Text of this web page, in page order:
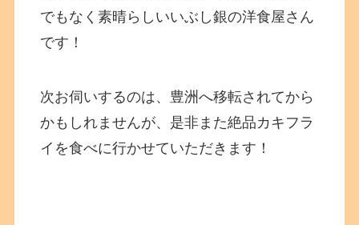
でもなく素晴らしいいぶし銀の洋食屋さん
です！
次お伺いするのは、豊洲へ移転されてから
かもしれませんが、是非また絶品カキフラ
イを食べに行かせていただきます！